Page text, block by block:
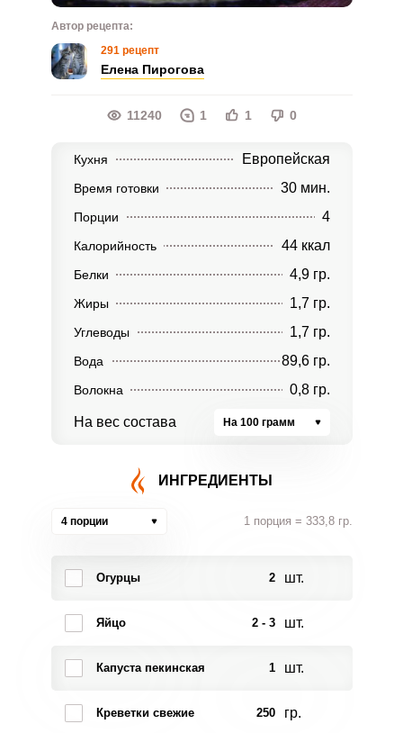
Автор рецепта:
291 рецепт
Елена Пирогова
11240 1 1 0
Кухня Европейская
Время готовки 30 мин.
Порции 4
Калорийность 44 ккал
Белки 4,9 гр.
Жиры 1,7 гр.
Углеводы 1,7 гр.
Вода 89,6 гр.
Волокна 0,8 гр.
На вес состава На 100 грамм
ИНГРЕДИЕНТЫ
4 порции 1 порция = 333,8 гр.
Огурцы 2 шт.
Яйцо 2 - 3 шт.
Капуста пекинская 1 шт.
Креветки свежие 250 гр.